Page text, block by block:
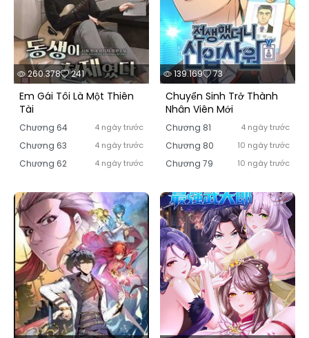
260.378 241
Em Gái Tôi Là Một Thiên
Tài
Chương 64 4 ngày trước
Chương 63 4 ngày trước
Chương 62 4 ngày trước
139.169 73
Chuyển Sinh Trở Thành
Nhân Viên Mới
Chương 81 4 ngày trước
Chương 80 10 ngày trước
Chương 79 10 ngày trước